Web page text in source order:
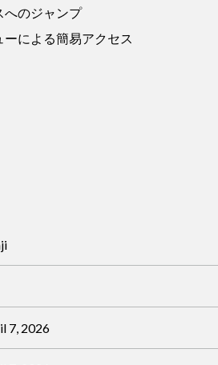
へのジャンプ
による簡易アクセス
7, 2026